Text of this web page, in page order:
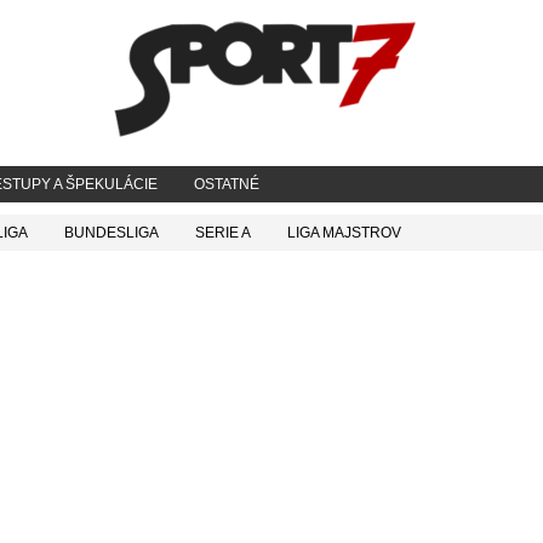
A ŠPEKULÁCIE OSTATNÉ
BUNDESLIGA SERIE A LIGA MAJSTROV